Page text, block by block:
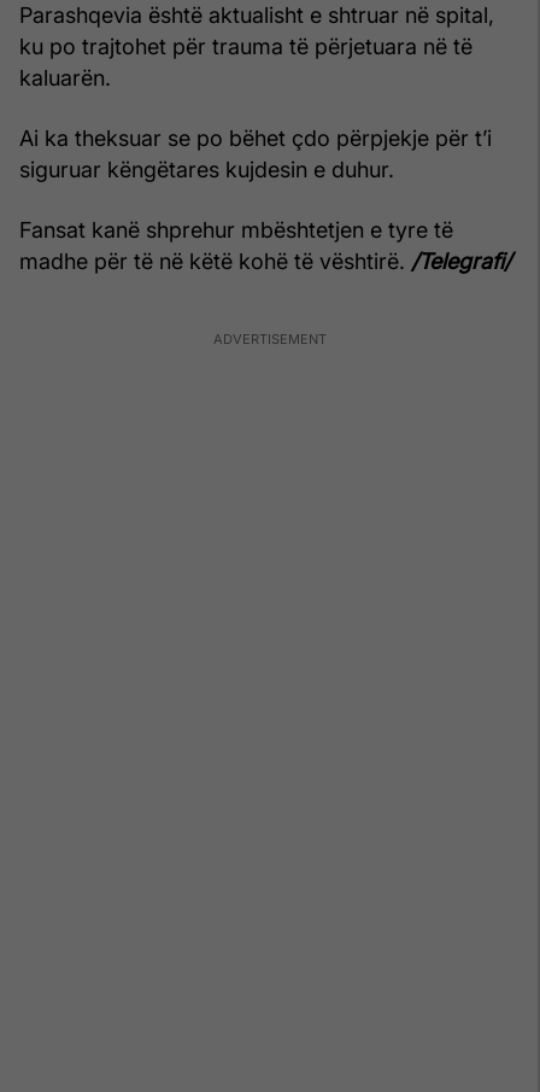
Parashqevia është aktualisht e shtruar në spital,
ku po trajtohet për trauma të përjetuara në të
kaluarën.
Ai ka theksuar se po bëhet çdo përpjekje për t’i
siguruar këngëtares kujdesin e duhur.
Fansat kanë shprehur mbështetjen e tyre të
madhe për të në këtë kohë të vështirë. /Telegrafi/